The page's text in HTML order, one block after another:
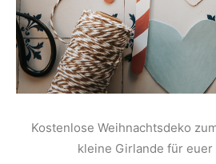
Kostenlose Weihnachtsdeko
kleine Girlande für